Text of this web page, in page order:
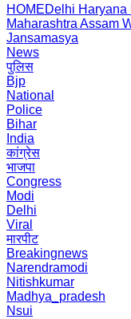
HOMEDelhi Haryana
Maharashtra Assam
Jansamasya
News
पुलिस
Bjp
National
Police
Bihar
India
कांग्रेस
भाजपा
Congress
Modi
Delhi
Viral
मारपीट
Breakingnews
Narendramodi
Nitishkumar
Madhya_pradesh
Nsui